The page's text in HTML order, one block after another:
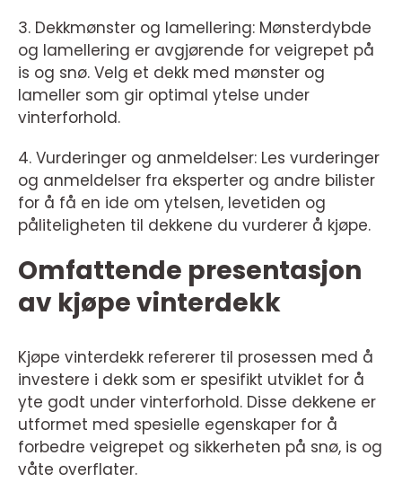
3. Dekkmønster og lamellering: Mønsterdybde
og lamellering er avgjørende for veigrepet på
is og snø. Velg et dekk med mønster og
lameller som gir optimal ytelse under
vinterforhold.
4. Vurderinger og anmeldelser: Les vurderinger
og anmeldelser fra eksperter og andre bilister
for å få en ide om ytelsen, levetiden og
påliteligheten til dekkene du vurderer å kjøpe.
Omfattende presentasjon
av kjøpe vinterdekk
Kjøpe vinterdekk refererer til prosessen med å
investere i dekk som er spesifikt utviklet for å
yte godt under vinterforhold. Disse dekkene er
utformet med spesielle egenskaper for å
forbedre veigrepet og sikkerheten på snø, is og
våte overflater.